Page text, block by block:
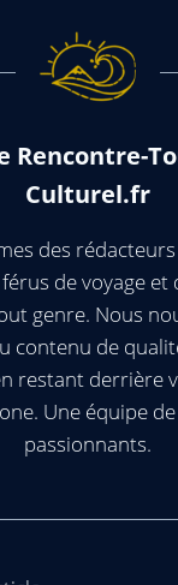
Rencontre-
Culturel.fr
des
de voyage et
genre. Nous
contenu de
restant derrière
Une équipe
passionnants.